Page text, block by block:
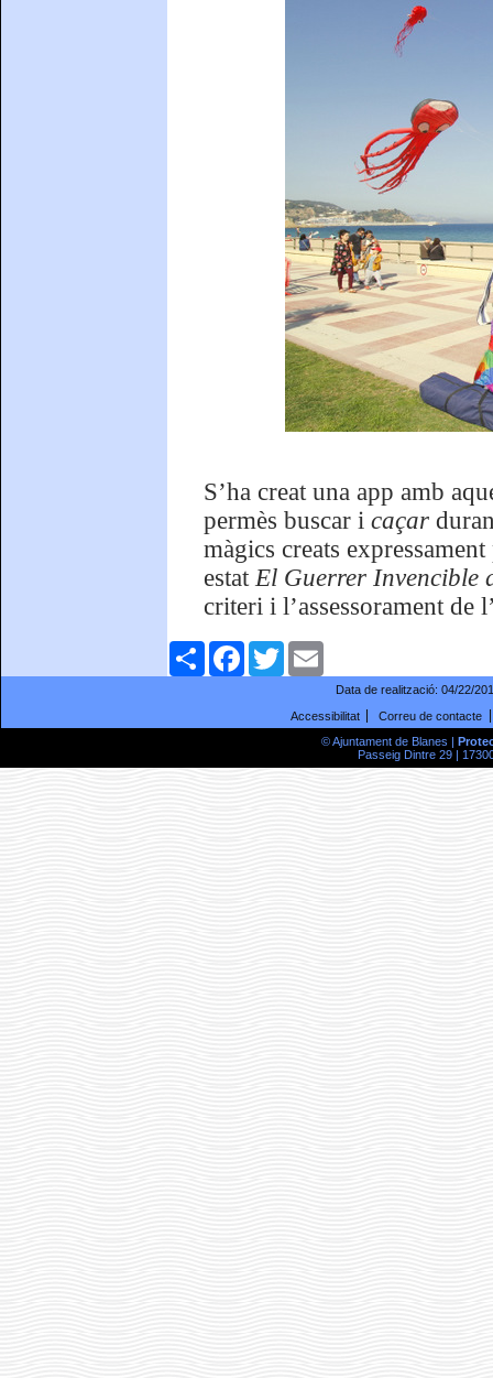
S’ha creat una app amb
permès buscar i caçar
màgics creats
estatEl Guerrer Invencible
criteri i l’assessorament de
ComparteixFacebookTwitter
Data de realització: 04/22/
Accessibilitat
Correu de contacte
© Ajuntament de Blanes |
Passeig Dintre 29 |